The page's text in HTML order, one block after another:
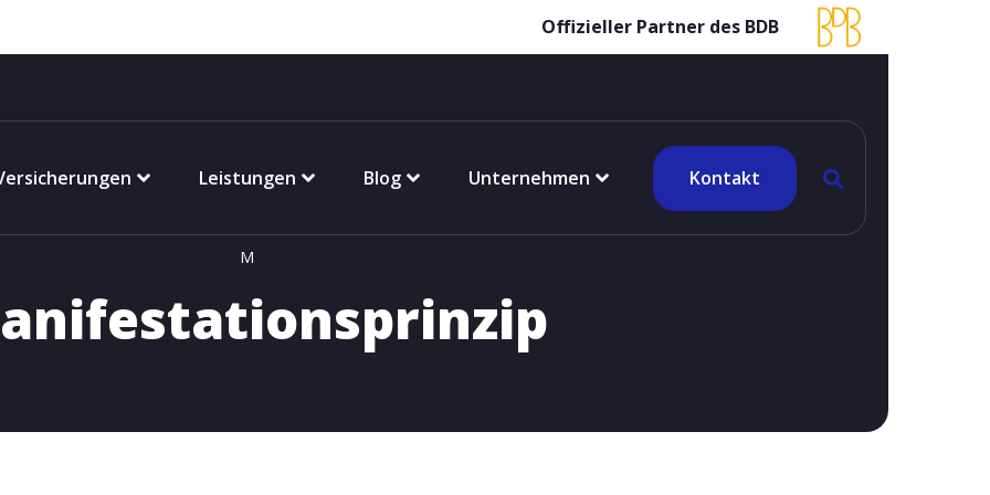
Offizieller Partner des BDB
Leistungen Blog Unternehmen Kontakt
M